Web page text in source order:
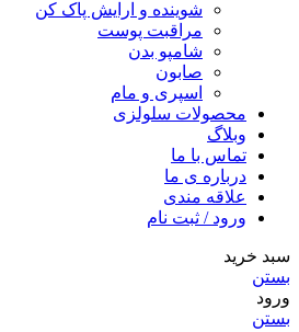
شوینده و ارایش پاک کن
مراقبت پوست
شامپو بدن
صابون
اسپری و مام
محصولات سلولزی
وبلاگ
تماس با ما
درباره ی ما
علاقه مندی
ورود / ثبت نام
سبد خرید
بستن
ورود
بستن